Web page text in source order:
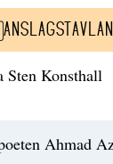
ANSLAGSTAVLAN
Sten Konsthall
Ahmad